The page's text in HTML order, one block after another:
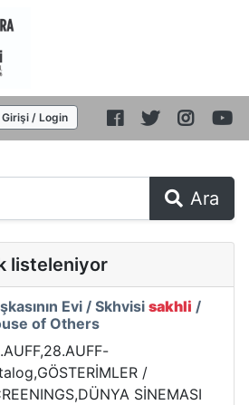
Girişi / Login
Ara
listeleniyor
Evi / Skhvisi sakhli /
of Others
/
SİNEMASI